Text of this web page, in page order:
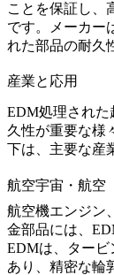
ことを保証し、
です。メーカー
れた部品の耐久
産業と応用
EDM処理された
久性が重要な様
下は、主要な産
航空宇宙・航空
航空機エンジン
金部品には、
EDMは、
タービ
あり、精密な輪